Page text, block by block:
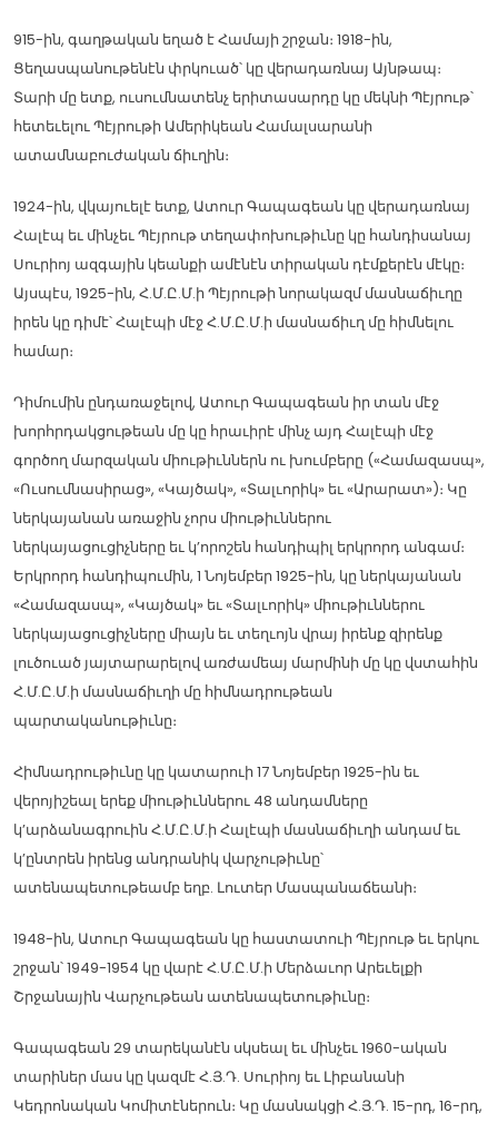
915-ին, գաղթական եղած է Համայի շրջան։ 1918-ին,
Ցեղասպանութենէն փրկուած՝ կը վերադառնայ Այնթապ։
Տարի մը ետք, ուսումնատենչ երիտասարդը կը մեկնի Պէյրութ՝
հետեւելու Պէյրութի Ամերիկեան Համալսարանի
ատամնաբուժական ճիւղին։
1924-ին, վկայուելէ ետք, Ատուր Գապագեան կը վերադառնայ
Հալէպ եւ մինչեւ Պէյրութ տեղափոխութիւնը կը հանդիսանայ
Սուրիոյ ազգային կեանքի ամէնէն տիրական դէմքերէն մէկը։
Այսպէս, 1925-ին, Հ.Մ.Ը.Մ.ի Պէյրութի նորակազմ մասնաճիւղը
իրեն կը դիմէ՝ Հալէպի մէջ Հ.Մ.Ը.Մ.ի մասնաճիւղ մը հիմնելու
համար։
Դիմումին ընդառաջելով, Ատուր Գապագեան իր տան մէջ
խորհրդակցութեան մը կը հրաւիրէ մինչ այդ Հալէպի մէջ
գործող մարզական միութիւններն ու խումբերը («Համազասպ»,
«Ուսումնասիրաց», «Կայծակ», «Տալւորիկ» եւ «Արարատ»)։ Կը
ներկայանան առաջին չորս միութիւններու
ներկայացուցիչները եւ կ’որոշեն հանդիպիլ երկրորդ անգամ։
Երկրորդ հանդիպումին, 1 Նոյեմբեր 1925-ին, կը ներկայանան
«Համազասպ», «Կայծակ» եւ «Տալւորիկ» միութիւններու
ներկայացուցիչները միայն եւ տեղւոյն վրայ իրենք զիրենք
լուծուած յայտարարելով առժամեայ մարմինի մը կը վստահին
Հ.Մ.Ը.Մ.ի մասնաճիւղի մը հիմնադրութեան
պարտականութիւնը։
Հիմնադրութիւնը կը կատարուի 17 Նոյեմբեր 1925-ին եւ
վերոյիշեալ երեք միութիւններու 48 անդամները
կ’արձանագրուին Հ.Մ.Ը.Մ.ի Հալէպի մասնաճիւղի անդամ եւ
կ’ընտրեն իրենց անդրանիկ վարչութիւնը՝
ատենապետութեամբ եղբ. Լուտեր Մասպանաճեանի։
1948-ին, Ատուր Գապագեան կը հաստատուի Պէյրութ եւ երկու
շրջան՝ 1949-1954 կը վարէ Հ.Մ.Ը.Մ.ի Մերձաւոր Արեւելքի
Շրջանային Վարչութեան ատենապետութիւնը։
Գապագեան 29 տարեկանէն սկսեալ եւ մինչեւ 1960-ական
տարիներ մաս կը կազմէ Հ.Յ.Դ. Սուրիոյ եւ Լիբանանի
Կեդրոնական Կոմիտէներուն։ Կը մասնակցի Հ.Յ.Դ. 15-րդ, 16-րդ,